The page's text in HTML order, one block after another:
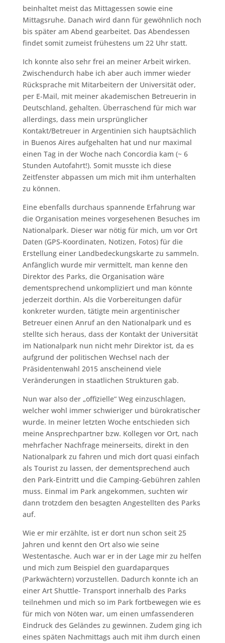
beinhaltet meist das Mittagessen sowie eine
Mittagsruhe. Danach wird dann für gewöhnlich noch
bis später am Abend gearbeitet. Das Abendessen
findet somit zumeist frühestens um 22 Uhr statt.
Ich konnte also sehr frei an meiner Arbeit wirken.
Zwischendurch habe ich aber auch immer wieder
Rücksprache mit Mitarbeitern der Universität oder,
per E-Mail, mit meiner akademischen Betreuerin in
Deutschland, gehalten. Überraschend für mich war
allerdings, dass mein ursprünglicher
Kontakt/Betreuer in Argentinien sich hauptsächlich
in Buenos Aires aufgehalten hat und nur maximal
einen Tag in der Woche nach Concordia kam (~ 6
Stunden Autofahrt!). Somit musste ich diese
Zeitfenster abpassen um mich mit ihm unterhalten
zu können.
Eine ebenfalls durchaus spannende Erfahrung war
die Organisation meines vorgesehenen Besuches im
Nationalpark. Dieser war nötig für mich, um vor Ort
Daten (GPS-Koordinaten, Notizen, Fotos) für die
Erstellung einer Landbedeckungskarte zu sammeln.
Anfänglich wurde mir vermittelt, man kenne den
Direktor des Parks, die Organisation wäre
dementsprechend unkompliziert und man könnte
jederzeit dorthin. Als die Vorbereitungen dafür
konkreter wurden, tätigte mein argentinischer
Betreuer einen Anruf an den Nationalpark und es
stellte sich heraus, dass der Kontakt der Universität
im Nationalpark nun nicht mehr Direktor ist, da es
aufgrund der politischen Wechsel nach der
Präsidentenwahl 2015 anscheinend viele
Veränderungen in staatlichen Strukturen gab.
Nun war also der „offizielle“ Weg einzuschlagen,
welcher wohl immer schwieriger und bürokratischer
wurde. In meiner letzten Woche entschieden sich
meine Ansprechpartner bzw. Kollegen vor Ort, nach
mehrfacher Nachfrage meinerseits, direkt in den
Nationalpark zu fahren und mich dort quasi einfach
als Tourist zu lassen, der dementsprechend auch
den Park-Eintritt und die Camping-Gebühren zahlen
muss. Einmal im Park angekommen, suchten wir
dann trotzdem den besagten Angestellten des Parks
auf.
Wie er mir erzählte, ist er dort nun schon seit 25
Jahren und kennt den Ort also wie seine
Westentasche. Auch war er in der Lage mir zu helfen
und mich zum Beispiel den guardaparques
(Parkwächtern) vorzustellen. Dadurch konnte ich an
einer Art Shuttle- Transport innerhalb des Parks
teilnehmen und mich so im Park fortbewegen wie es
für mich von Nöten war, um einen umfassenderen
Eindruck des Geländes zu gewinnen. Zudem ging ich
eines späten Nachmittags auch mit ihm durch einen